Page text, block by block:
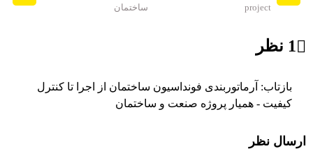
project ساختمان
1 نظر
بازتاب: آرماتوربندی فونداسیون ساختمان از اجرا تا کنترل
کیفیت - همیار پروژه صنعت و ساختمان
ارسال نظر